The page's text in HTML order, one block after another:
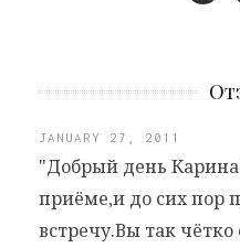
JANUARY 27, 2011
"Добрый день
приёме,и до сих пор
встречу.Вы так